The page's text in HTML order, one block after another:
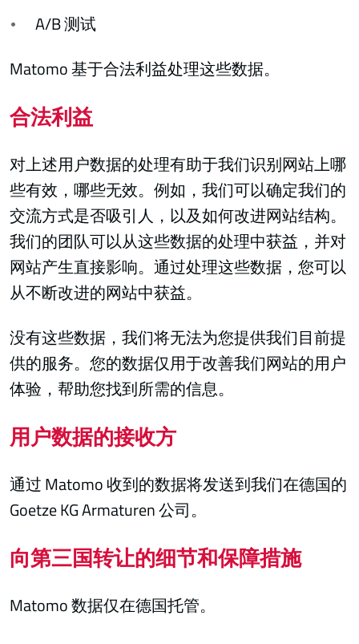
A/B 测试
Matomo 基于合法利益处理这些数据。
合法利益
对上述用户数据的处理有助于我们识别网站上哪
些有效，哪些无效。例如，我们可以确定我们的
交流方式是否吸引人，以及如何改进网站结构。
我们的团队可以从这些数据的处理中获益，并对
网站产生直接影响。通过处理这些数据，您可以
从不断改进的网站中获益。
没有这些数据，我们将无法为您提供我们目前提
供的服务。您的数据仅用于改善我们网站的用户
体验，帮助您找到所需的信息。
用户数据的接收方
通过 Matomo 收到的数据将发送到我们在德国的
Goetze KG Armaturen 公司。
向第三国转让的细节和保障措施
Matomo 数据仅在德国托管。